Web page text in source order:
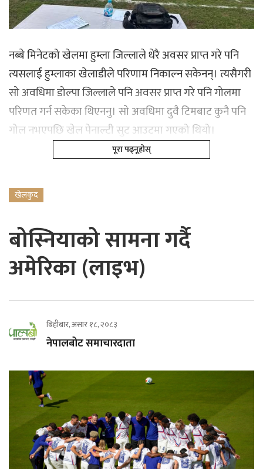
नब्बे मिनेटको खेलमा हुम्ला जिल्लाले धेरै अवसर प्राप्त गरे पनि
त्यसलाई हुम्लाका खेलाडीले परिणाम निकाल्न सकेनन्। त्यसैगरी
सो अवधिमा डोल्पा जिल्लाले पनि अवसर प्राप्त गरे पनि गोलमा
परिणत गर्न सकेका थिएननु। सो अवधिमा दुवै टिमबाट कुनै पनि
गोल नभएपछि खेल पेनाल्टी सुट आउटमा गएको थियो।
पूरा पढ्नूहोस्
खेलकुद
बोस्नियाको सामना गर्दै
अमेरिका (लाइभ)
बिहीबार, असार १८, २०८३
नेपालबोट समाचारदाता